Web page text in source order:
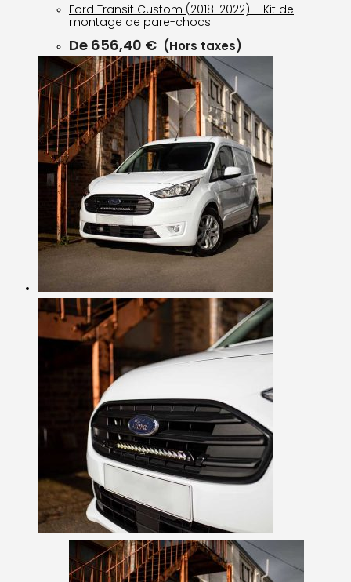
Ford Transit Custom (2018-2022) – Kit de
montage de pare-chocs
De 656,40 € (Hors taxes)